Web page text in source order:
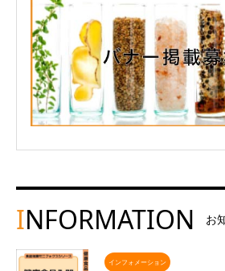
INFORMATION お
インフォメーション